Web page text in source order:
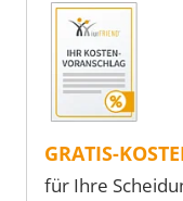
GRATIS-
für Ihre